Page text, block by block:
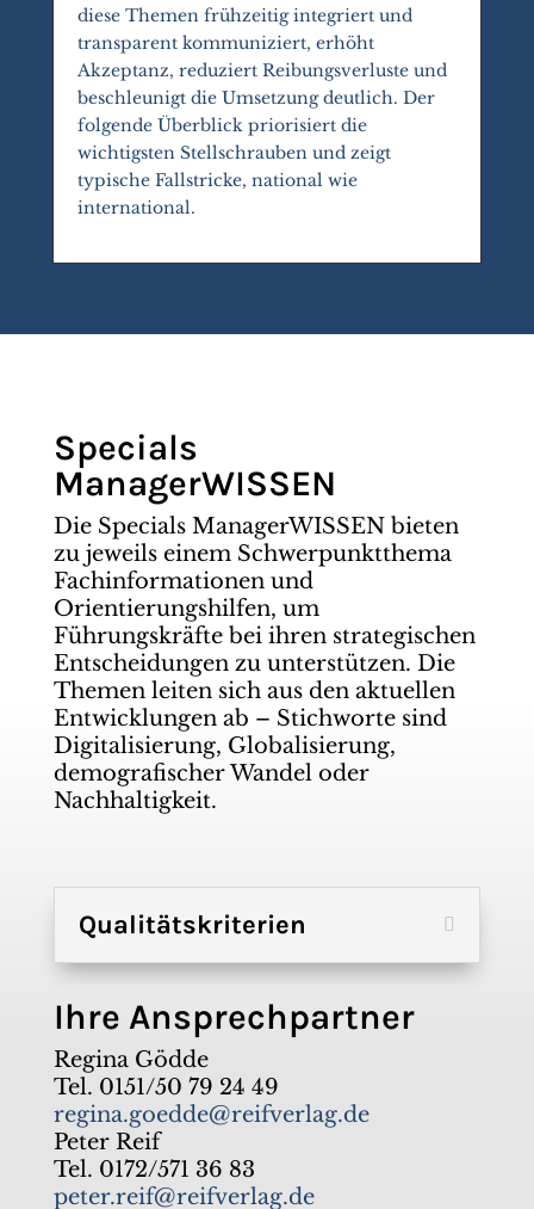
diese Themen frühzeitig integriert und
transparent kommuniziert, erhöht
Akzeptanz, reduziert Reibungsverluste und
beschleunigt die Umsetzung deutlich. Der
folgende Überblick priorisiert die
wichtigsten Stellschrauben und zeigt
typische Fallstricke, national wie
international.
Specials
ManagerWISSEN
Die Specials ManagerWISSEN bieten
zu jeweils einem Schwerpunktthema
Fachinformationen und
Orientierungshilfen, um
Führungskräfte bei ihren strategischen
Entscheidungen zu unterstützen. Die
Themen leiten sich aus den aktuellen
Entwicklungen ab – Stichworte sind
Digitalisierung, Globalisierung,
demografischer Wandel oder
Nachhaltigkeit.
Qualitätskriterien
Ihre Ansprechpartner
Regina Gödde
Tel. 0151/50 79 24 49
regina.goedde@reifverlag.de
Peter Reif
Tel. 0172/571 36 83
peter.reif@reifverlag.de